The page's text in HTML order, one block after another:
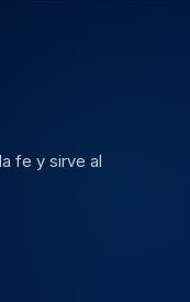
fe y sirve al